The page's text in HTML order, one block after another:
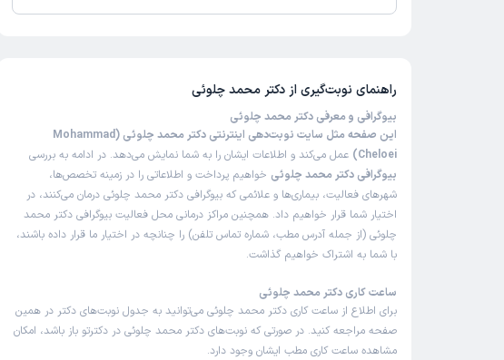
راهنمای نوبت‌گیری از دکتر محمد چلوئی
بیوگرافی و معرفی دکتر محمد چلوئی
این صفحه مثل سایت نوبت‌دهی اینترنتی دکتر محمد چلوئی (Mohammad
Cheloei)
عمل می‌کند و اطلاعات ایشان را به شما نمایش می‌دهد. در ادامه به بررسی
بیوگرافی دکتر محمد چلوئی خواهیم پرداخت و اطلاعاتی را در زمینه تخصص‌ها،
شهرهای فعالیت، بیماری‌ها و علائمی که بیوگرافی دکتر محمد چلوئی درمان می‌کنند، در
اختیار شما قرار خواهیم داد. همچنین مراکز درمانی محل فعالیت بیوگرافی دکتر محمد
چلوئی (از جمله آدرس مطب، شماره تماس تلفن) را چنانچه در اختیار ما قرار داده باشند،
با شما به اشتراک خواهیم گذاشت.
ساعت کاری دکتر محمد چلوئی
برای اطلاع از ساعت کاری دکتر محمد چلوئی می‌توانید به جدول نوبت‌های دکتر در همین
صفحه مراجعه کنید. در صورتی که نوبت‌های دکتر محمد چلوئی در دکترتو باز باشد، امکان
مشاهده ساعت کاری مطب ایشان وجود دارد.